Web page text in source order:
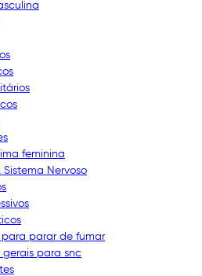
feminina
Nervoso
para parar de fumar
gerais para snc